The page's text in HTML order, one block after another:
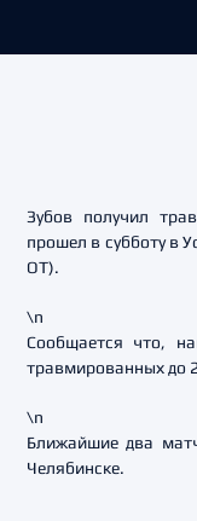
Зубов получил
прошел в субботу в
ОТ).
\n
Сообщается что,
травмированных до
\n
Ближайшие два
Челябинске.